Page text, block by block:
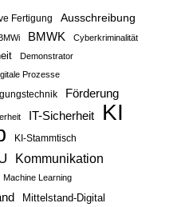
Fertigung Ausschreibung
BMWK
Cyberkriminalität
Demonstrator
Prozesse
Förderung
IT-Sicherheit KI
KI-Stammtisch
Kommunikation
Machine Learning
Mittelstand-Digital